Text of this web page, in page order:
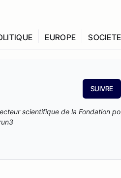
EUROPE SOCIETE
SUIVRE
scientifique de la Fondation